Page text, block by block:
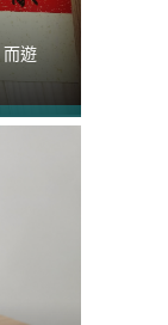
而遊